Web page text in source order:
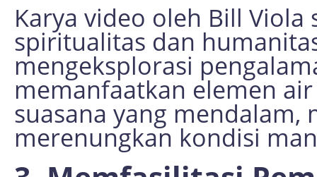
Karya video oleh Bill
spiritualitas dan
mengeksplorasi
memanfaatkan elemen
suasana yang
merenungkan kondisi